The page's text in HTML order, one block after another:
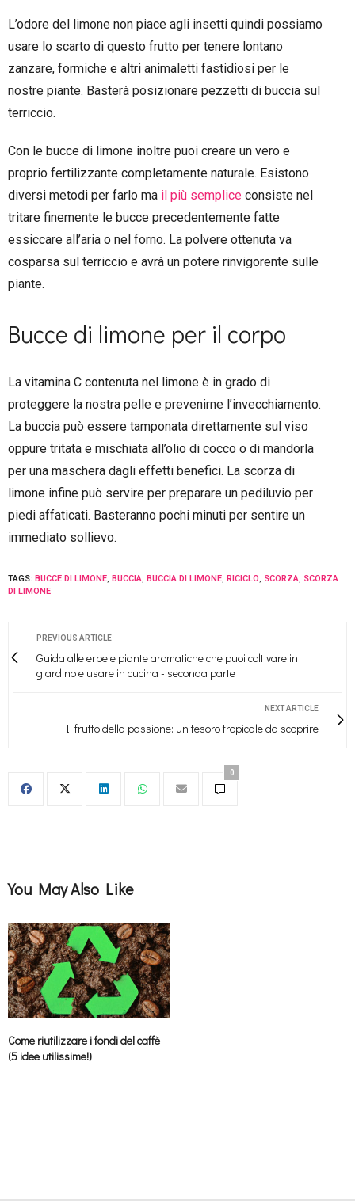
L’odore del limone non piace agli insetti quindi possiamo
usare lo scarto di questo frutto per tenere lontano
zanzare, formiche e altri animaletti fastidiosi per le
nostre piante. Basterà posizionare pezzetti di buccia sul
terriccio.
Con le bucce di limone inoltre puoi creare un vero e
proprio fertilizzante completamente naturale. Esistono
diversi metodi per farlo ma il più semplice consiste nel
tritare finemente le bucce precedentemente fatte
essiccare all’aria o nel forno. La polvere ottenuta va
cosparsa sul terriccio e avrà un potere rinvigorente sulle
piante.
Bucce di limone per il corpo
La vitamina C contenuta nel limone è in grado di
proteggere la nostra pelle e prevenirne l’invecchiamento.
La buccia può essere tamponata direttamente sul viso
oppure tritata e mischiata all’olio di cocco o di mandorla
per una maschera dagli effetti benefici. La scorza di
limone infine può servire per preparare un pediluvio per
piedi affaticati. Basteranno pochi minuti per sentire un
immediato sollievo.
TAGS: BUCCE DI LIMONE, BUCCIA, BUCCIA DI LIMONE, RICICLO, SCORZA, SCORZA
DI LIMONE
PREVIOUS ARTICLE
Guida alle erbe e piante aromatiche che puoi coltivare in
giardino e usare in cucina - seconda parte
NEXT ARTICLE
Il frutto della passione: un tesoro tropicale da scoprire
0
You May Also Like
Come riutilizzare i fondi del caffè
(5 idee utilissime!)